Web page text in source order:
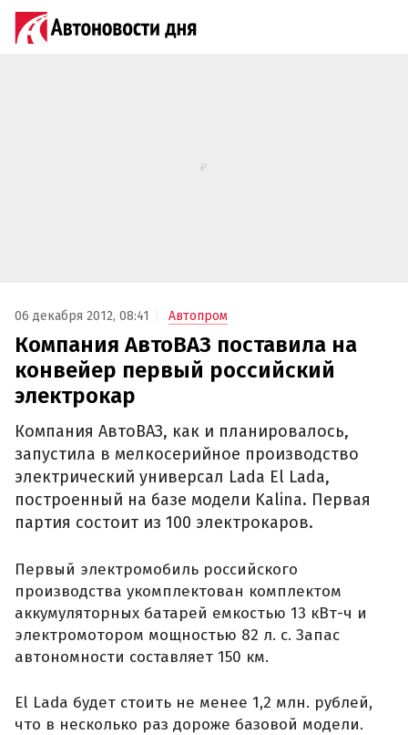
06 декабря 2012, 08:41 Автопром
Компания АвтоВАЗ поставила на
конвейер первый российский
электрокар
Компания АвтоВАЗ, как и планировалось,
запустила в мелкосерийное производство
электрический универсал Lada El Lada,
построенный на базе модели Kalina. Первая
партия состоит из 100 электрокаров.
Первый электромобиль российского
производства укомплектован комплектом
аккумуляторных батарей емкостью 13 кВт-ч и
электромотором мощностью 82 л. с. Запас
автономности составляет 150 км.
El Lada будет стоить не менее 1,2 млн. рублей,
что в несколько раз дороже базовой модели.